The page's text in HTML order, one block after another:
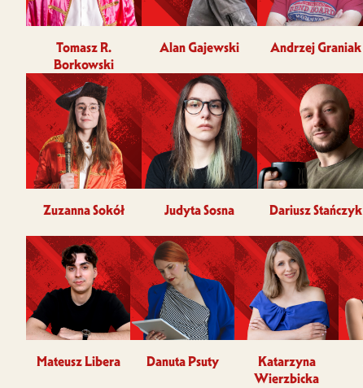
Tomasz R.
Borkowski
Alan Gajewski Andrzej Graniak
Zuzanna Sokół Judyta Sosna Dariusz Stańczyk
Mateusz Libera Danuta Psuty
Katarzyna
Wierzbicka